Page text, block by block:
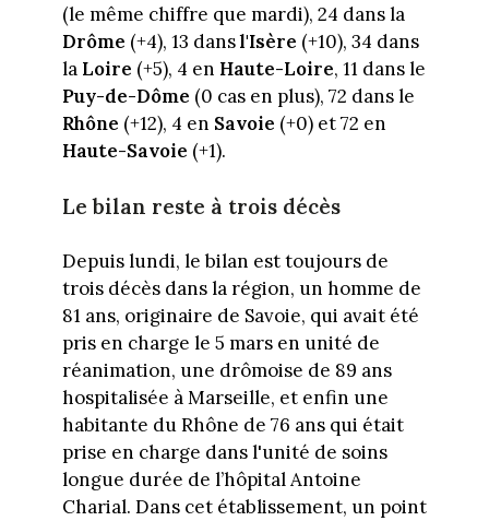
(le même chiffre que mardi), 24 dans la
Drôme (+4), 13 dansl'Isère (+10), 34 dans
la Loire (+5), 4 en Haute-Loire, 11 dans le
Puy-de-Dôme (0 cas en plus), 72 dans le
Rhône (+12), 4 en Savoie (+0) et 72 en
Haute-Savoie (+1).
Le bilan reste à trois décès
Depuis lundi, le bilan est toujours de
trois décès dans la région, un homme de
81 ans, originaire de Savoie, qui avait été
pris en charge le 5 mars en unité de
réanimation, une drômoise de 89 ans
hospitalisée à Marseille, et enfin une
habitante du Rhône de 76 ans qui était
prise en charge dans l'unité de soins
longue durée de l’hôpital Antoine
Charial. Dans cet établissement, un point